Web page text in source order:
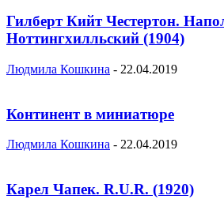
Гилберт Кийт Честертон.
Ноттингхилльский (1904)
Людмила Кошкина - 22.04.2019
Континент в миниатюре
Людмила Кошкина - 22.04.2019
Карел Чапек. R.U.R. (1920)